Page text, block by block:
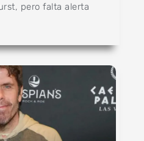
pero falta alerta